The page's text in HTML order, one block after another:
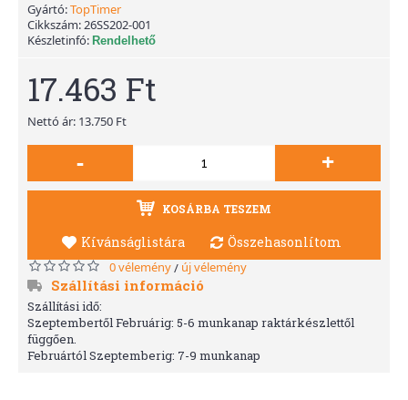
Gyártó:TopTimer
Cikkszám:26SS202-001
Készletinfó: Rendelhető
17.463 Ft
Nettó ár: 13.750 Ft
- +
KOSÁRBA TESZEM
Kívánságlistára Összehasonlítom
0 vélemény/ új vélemény
Szállítási információ
Szállítási idő:
Szeptembertől Februárig: 5-6 munkanap raktárkészlettől
függően.
Februártól Szeptemberig: 7-9 munkanap